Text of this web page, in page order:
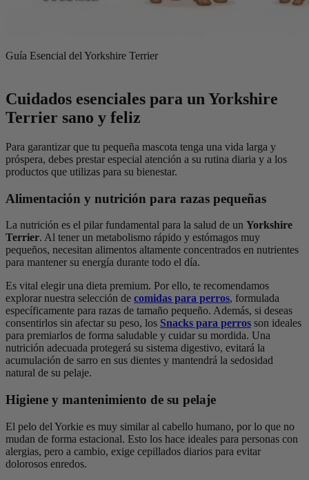
Guía Esencial del Yorkshire Terrier
Cuidados esenciales para un Yorkshire
Terrier sano y feliz
Para garantizar que tu pequeña mascota tenga una vida larga y
próspera, debes prestar especial atención a su rutina diaria y a los
productos que utilizas para su bienestar.
Alimentación y nutrición para razas pequeñas
La nutrición es el pilar fundamental para la salud de un Yorkshire
Terrier. Al tener un metabolismo rápido y estómagos muy
pequeños, necesitan alimentos altamente concentrados en nutrientes
para mantener su energía durante todo el día.
Es vital elegir una dieta premium. Por ello, te recomendamos
explorar nuestra selección de comidas para perros, formulada
específicamente para razas de tamaño pequeño. Además, si deseas
consentirlos sin afectar su peso, los Snacks para perros son ideales
para premiarlos de forma saludable y cuidar su mordida. Una
nutrición adecuada protegerá su sistema digestivo, evitará la
acumulación de sarro en sus dientes y mantendrá la sedosidad
natural de su pelaje.
Higiene y mantenimiento de su pelaje
El pelo del Yorkie es muy similar al cabello humano, por lo que no
mudan de forma estacional. Esto los hace ideales para personas con
alergias, pero a cambio, exige cepillados diarios para evitar
dolorosos enredos.